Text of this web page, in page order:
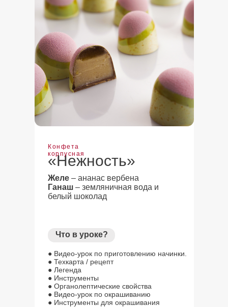
«Нежность»
Конфета
корпусная
Желе – ананас вербена
Ганаш – земляничная вода и
белый шоколад
● Видео-урок по приготовлению начинки.
● Техкарта / рецепт
● Легенда
● Инструменты
● Органолептические свойства
● Видео-урок по окрашиванию
● Инструменты для окрашивания
Что в уроке?